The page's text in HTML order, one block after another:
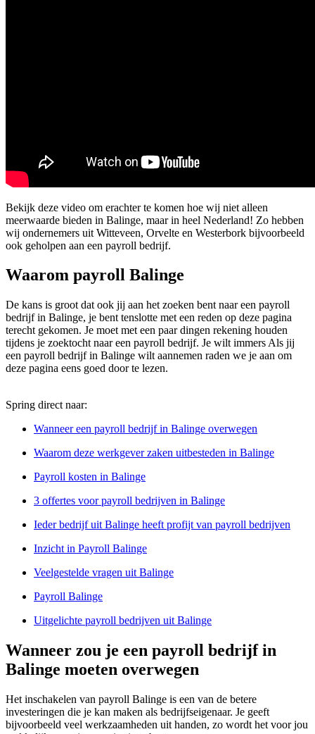
Bekijk deze video om erachter te komen hoe wij niet alleen
meerwaarde bieden in Balinge, maar in heel Nederland! Zo hebben
wij ondernemers uit Witteveen, Orvelte en Westerbork bijvoorbeeld
ook geholpen aan een payroll bedrijf.
Waarom payroll Balinge
De kans is groot dat ook jij aan het zoeken bent naar een payroll
bedrijf in Balinge, je bent tenslotte met een reden op deze pagina
terecht gekomen. Je moet met een paar dingen rekening houden
tijdens je zoektocht naar een payroll bedrijf. Je wilt immers Als jij
een payroll bedrijf in Balinge wilt aannemen raden we je aan om
deze pagina eens goed door te lezen.
Spring direct naar:
Wanneer een payroll bedrijf in Balinge overwegen
Waarom deze werkgever zaken uitbesteden in Balinge
Payroll kosten in Balinge
3 offertes voor payroll bedrijven in Balinge
Ieder bedrijf uit Balinge heeft profijt van payroll bedrijven
Inzicht in Payroll Balinge
Veelgestelde vragen uit Balinge
Payroll Balinge
Uitgelichte payroll bedrijven uit Balinge
Wanneer zou je een payroll bedrijf in
Balinge moeten overwegen
Het inschakelen van payroll Balinge is een van de betere
investeringen die je kan maken als bedrijfseigenaar. Je geeft
bijvoorbeeld veel werkzaamheden uit handen, zo wordt het voor jou